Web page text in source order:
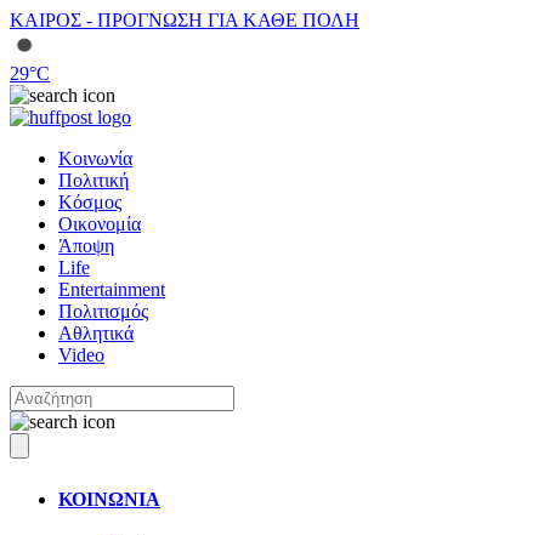
ΚΑΙΡΟΣ - ΠΡΟΓΝΩΣΗ ΓΙΑ ΚΑΘΕ ΠΟΛΗ
29°C
Κοινωνία
Πολιτική
Κόσμος
Οικονομία
Άποψη
Life
Entertainment
Πολιτισμός
Αθλητικά
Video
ΚΟΙΝΩΝΙΑ